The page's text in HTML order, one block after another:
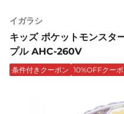
イガラシ
キッズ ポケットモンス
プル AHC-260V
条件付きクーポン 10%OFFクー